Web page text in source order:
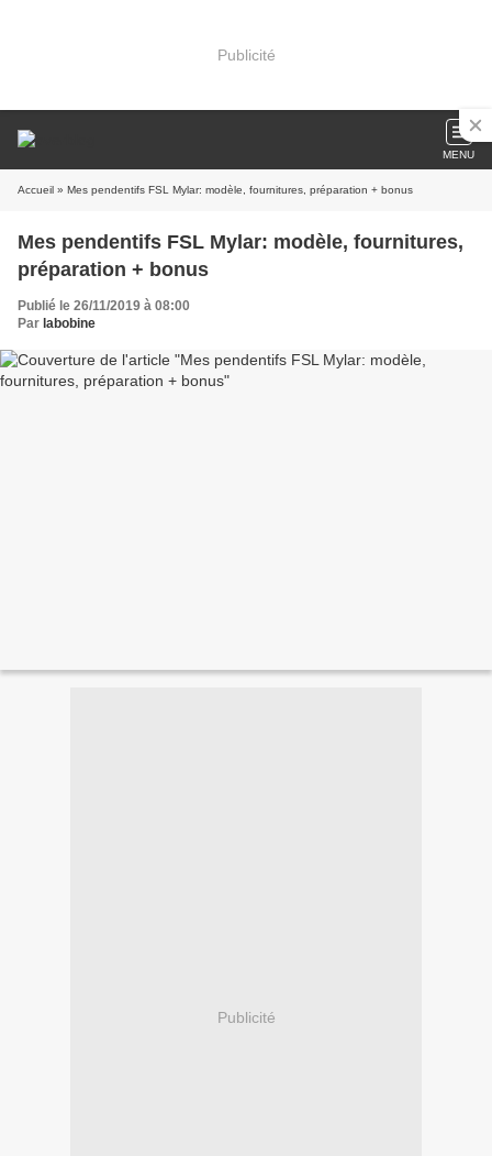
Publicité
MENU
Accueil » Mes pendentifs FSL Mylar: modèle, fournitures, préparation + bonus
Mes pendentifs FSL Mylar: modèle, fournitures,
préparation + bonus
Publié le 26/11/2019 à 08:00
Par labobine
Publicité